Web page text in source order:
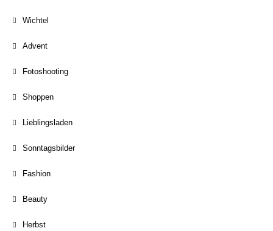
Wichtel
Advent
Fotoshooting
Shoppen
Lieblingsladen
Sonntagsbilder
Fashion
Beauty
Herbst